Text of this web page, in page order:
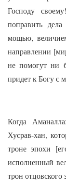
Господу
поправить
мощью,
направлении
не помогут ни
придет к Богу с
Когда
Хусрав-хан,
троне эпохи
исполненный
трон отцовского